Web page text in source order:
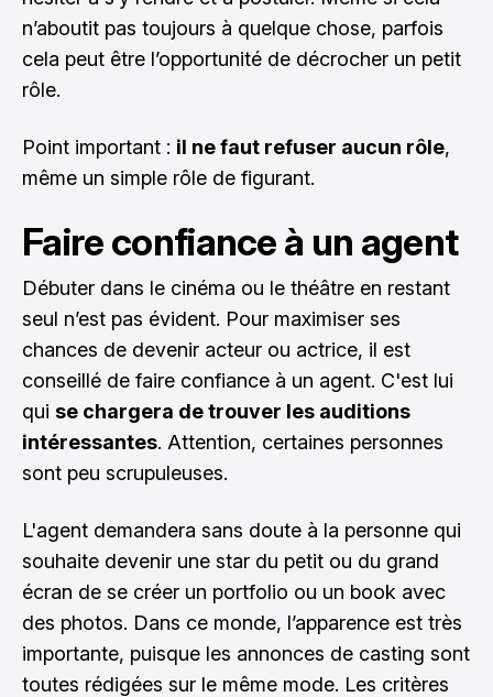
n’aboutit pas toujours à quelque chose, parfois
cela peut être l’opportunité de décrocher un petit
rôle.
Point important : il ne faut refuser aucun rôle,
même un simple rôle de figurant.
Faire confiance à un agent
Débuter dans le cinéma ou le théâtre en restant
seul n’est pas évident. Pour maximiser ses
chances de devenir acteur ou actrice, il est
conseillé de faire confiance à un agent. C'est lui
qui se chargera de trouver les auditions
intéressantes. Attention, certaines personnes
sont peu scrupuleuses.
L'agent demandera sans doute à la personne qui
souhaite devenir une star du petit ou du grand
écran de se créer un portfolio ou un book avec
des photos. Dans ce monde, l’apparence est très
importante, puisque les annonces de casting sont
toutes rédigées sur le même mode. Les critères